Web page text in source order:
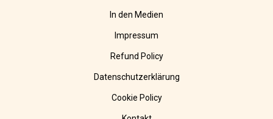
In den Medien
Impressum
Refund Policy
Datenschutzerklärung
Cookie Policy